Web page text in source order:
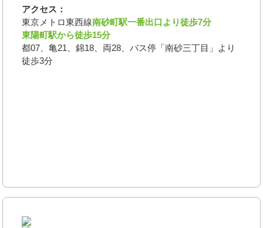
アクセス：
東京メトロ東西線南砂町駅一番出口より徒歩7分
東陽町駅から徒歩15分
都07、亀21、錦18、両28、バス停「南砂三丁目」より
徒歩3分